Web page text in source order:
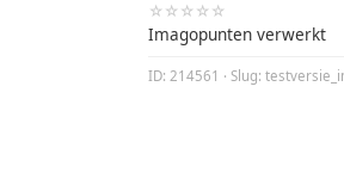
☆☆☆☆☆
Imagopunten verwerkt
ID: 214561 · Slug: